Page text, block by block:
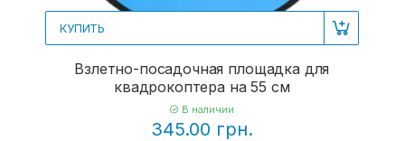
КУПИТЬ
Взлетно-посадочная площадка для
квадрокоптера на 55 см
В наличии
345.00 грн.